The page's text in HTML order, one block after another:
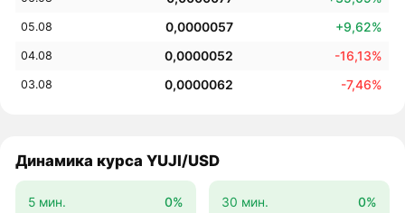
05.08 0,0000057 +9,62%
04.08 0,0000052 -16,13%
03.08 0,0000062 -7,46%
Динамика курса YUJI/USD
5 мин. 0% 30 мин. 0%